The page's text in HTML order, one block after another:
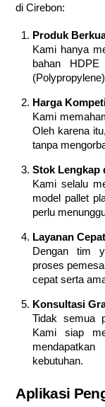
di Cirebon:
Produk
Kami hanya
bahan
Harga
Kami
Oleh karena
tanpa
Stok Lengkap
Kami selalu
model pallet
perlu
Layanan
Dengan tim
proses
cepat serta
Konsultasi
Tidak semua
Kami siap
kebutuhan.
Aplikasi